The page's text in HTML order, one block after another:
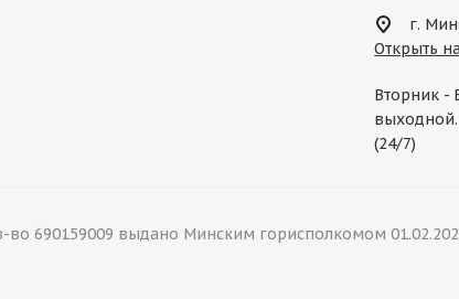
г.
Открыть
Вторник -
выходной.
(24/7)
690159009 выдано Минским горисполкомом